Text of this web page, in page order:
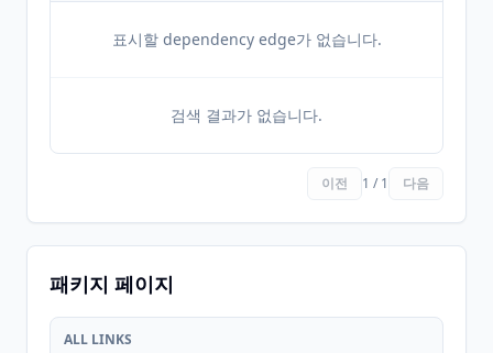
표시할 dependency edge가 없습니다.
검색 결과가 없습니다.
이전 1 / 1 다음
패키지 페이지
ALL LINKS